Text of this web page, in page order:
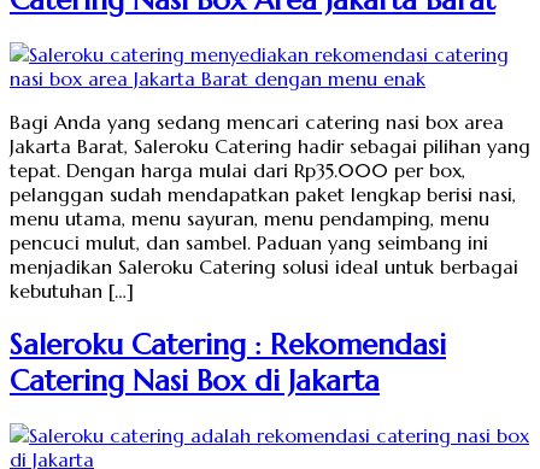
Bagi Anda yang sedang mencari catering nasi box area
Jakarta Barat, Saleroku Catering hadir sebagai pilihan yang
tepat. Dengan harga mulai dari Rp35.000 per box,
pelanggan sudah mendapatkan paket lengkap berisi nasi,
menu utama, menu sayuran, menu pendamping, menu
pencuci mulut, dan sambel. Paduan yang seimbang ini
menjadikan Saleroku Catering solusi ideal untuk berbagai
kebutuhan […]
Saleroku Catering : Rekomendasi
Catering Nasi Box di Jakarta